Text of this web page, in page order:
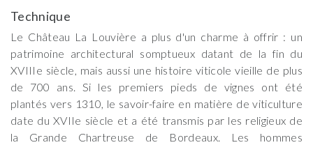
Technique
Le Château La Louvière a plus d'un charme à offrir : un
patrimoine architectural somptueux datant de la fin du
XVIIIe siècle, mais aussi une histoire viticole vieille de plus
de 700 ans. Si les premiers pieds de vignes ont été
plantés vers 1310, le savoir-faire en matière de viticulture
date du XVIIe siècle et a été transmis par les religieux de
la Grande Chartreuse de Bordeaux. Les hommes